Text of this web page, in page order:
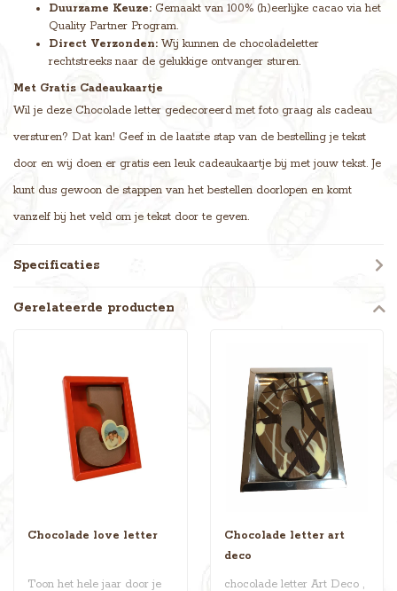
Duurzame Keuze: Gemaakt van 100% (h)eerlijke cacao via het
Quality Partner Program.
Direct Verzonden: Wij kunnen de chocoladeletter
rechtstreeks naar de gelukkige ontvanger sturen.
Met Gratis Cadeaukaartje
Wil je deze Chocolade letter gedecoreerd met foto graag als cadeau
versturen? Dat kan! Geef in de laatste stap van de bestelling je tekst
door en wij doen er gratis een leuk cadeaukaartje bij met jouw tekst. Je
kunt dus gewoon de stappen van het bestellen doorlopen en komt
vanzelf bij het veld om je tekst door te geven.
Specificaties
Gerelateerde producten
Chocolade love letter
Toon het hele jaar door je
Chocolade letter art
deco
chocolade letter Art Deco ,